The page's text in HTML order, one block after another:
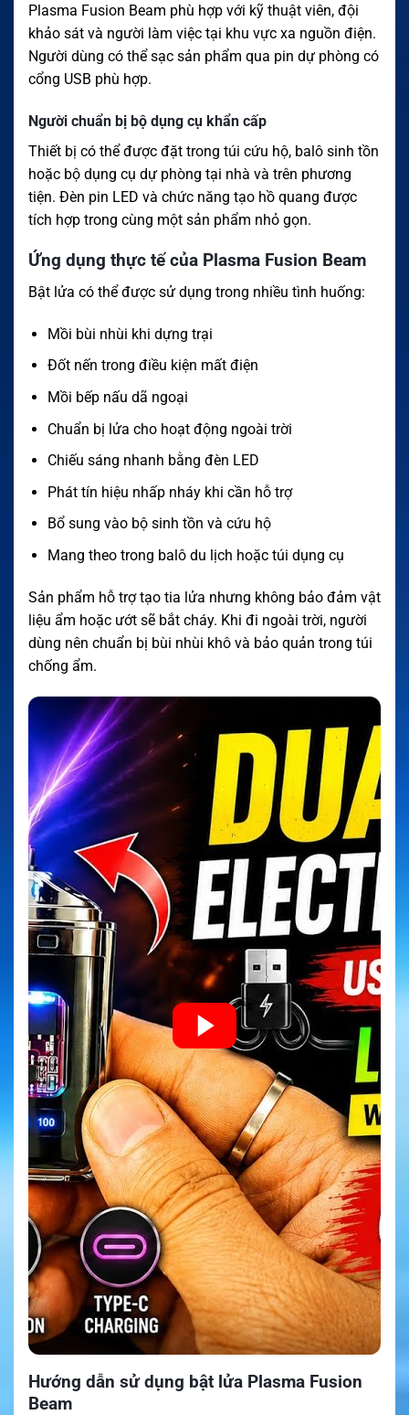
Plasma Fusion Beam phù hợp với kỹ thuật viên, đội
khảo sát và người làm việc tại khu vực xa nguồn điện.
Người dùng có thể sạc sản phẩm qua pin dự phòng có
cổng USB phù hợp.
Người chuẩn bị bộ dụng cụ khẩn cấp
Thiết bị có thể được đặt trong túi cứu hộ, balô sinh tồn
hoặc bộ dụng cụ dự phòng tại nhà và trên phương
tiện. Đèn pin LED và chức năng tạo hồ quang được
tích hợp trong cùng một sản phẩm nhỏ gọn.
Ứng dụng thực tế của Plasma Fusion Beam
Bật lửa có thể được sử dụng trong nhiều tình huống:
Mồi bùi nhùi khi dựng trại
Đốt nến trong điều kiện mất điện
Mồi bếp nấu dã ngoại
Chuẩn bị lửa cho hoạt động ngoài trời
Chiếu sáng nhanh bằng đèn LED
Phát tín hiệu nhấp nháy khi cần hỗ trợ
Bổ sung vào bộ sinh tồn và cứu hộ
Mang theo trong balô du lịch hoặc túi dụng cụ
Sản phẩm hỗ trợ tạo tia lửa nhưng không bảo đảm vật
liệu ẩm hoặc ướt sẽ bắt cháy. Khi đi ngoài trời, người
dùng nên chuẩn bị bùi nhùi khô và bảo quản trong túi
chống ẩm.
Hướng dẫn sử dụng bật lửa Plasma Fusion
Beam